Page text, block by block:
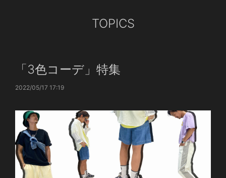
TOPICS
「3色コーデ」特集
2022/05/17 17:19